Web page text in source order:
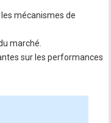
mécanismes de
marché.
sur les performances